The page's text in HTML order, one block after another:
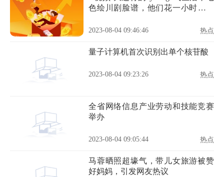
色绘川剧脸谱，他们花一小时感受
2023-08-04 09:46:46 热点
量子计算机首次识别出单个核苷酸
2023-08-04 09:23:26 热点
全省网络信息产业劳动和技能竞赛
举办
2023-08-04 09:05:44 热点
马蓉晒照超壕气，带儿女旅游被赞
好妈妈，引发网友热议